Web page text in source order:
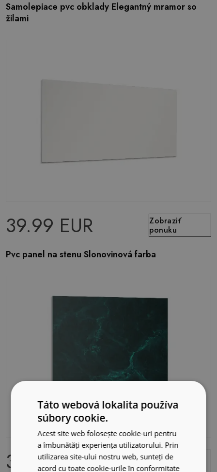
Samolepiace pvc obklady Elegantný mramor so
žilami
39.99 EUR
Zobraziť
ponuku
Pvc panel na stenu Slonovinová farba
34.99 EUR
Zobraziť
ponuku
Táto webová lokalita používa
súbory cookie.
Acest site web folosește cookie-uri pentru
a îmbunătăți experiența utilizatorului. Prin
utilizarea site-ului nostru web, sunteți de
acord cu toate cookie-urile în conformitate